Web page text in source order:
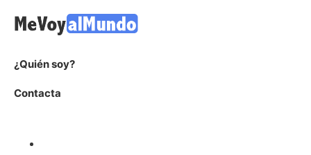
¿Quién soy?
Contacta